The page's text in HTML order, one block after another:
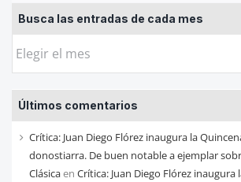
Busca las entradas de cada mes
Busca
entradas
de
cada
mes
Últimos comentarios
Crítica: Juan Diego Flórez inaugura la
donostiarra. De buen notable a ejemplar
Clásicaen Crítica: Juan Diego Flórez inaugura